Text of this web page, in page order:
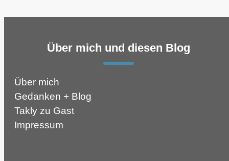
Über mich und diesen Blog
Über mich
Gedanken + Blog
Takly zu Gast
Impressum